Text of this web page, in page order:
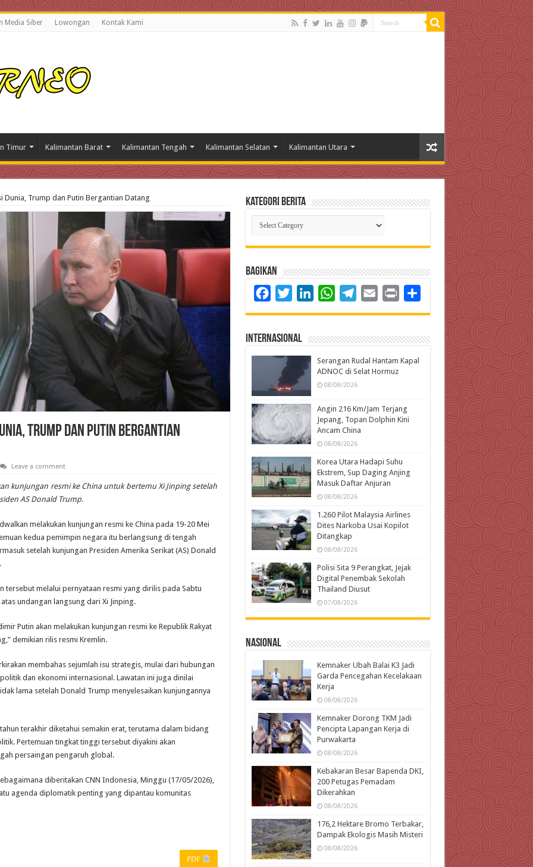
Media Siber Lowongan Kontak Kami
Timur Kalimantan Barat Kalimantan Tengah Kalimantan Selatan Kalimantan Utara
Dunia, Trump dan Putin Bergantian Datang
Trump dan Putin Bergantian
Leave a comment
kunjungan resmi ke China untuk bertemu Xi Jinping setelah
AS Donald Trump.
melakukan kunjungan resmi ke China pada 19-20 Mei
kedua pemimpin negara itu berlangsung di tengah
setelah kunjungan Presiden Amerika Serikat (AS) Donald
tersebut melalui pernyataan resmi yang dirilis pada Sabtu
undangan langsung dari Xi Jinping.
Putin akan melakukan kunjungan resmi ke Republik Rakyat
demikian rilis resmi Kremlin.
membahas sejumlah isu strategis, mulai dari hubungan
dan ekonomi internasional. Lawatan ini juga dinilai
lama setelah Donald Trump menyelesaikan kunjungannya
terakhir diketahui semakin erat, terutama dalam bidang
Pertemuan tingkat tinggi tersebut diyakini akan
persaingan pengaruh global.
diberitakan CNN Indonesia, Minggu (17/05/2026),
agenda diplomatik penting yang dipantau komunitas
PDF
Kategori Berita
Kategori
Berita
Bagikan
FacebookTwitterLinkedInWhatsAppTelegram
Email Print
Internasional
Serangan Rudal Hantam Kapal
ADNOC di Selat Hormuz
08/08/2026
Angin 216 Km/Jam Terjang
Jepang, Topan Dolphin Kini
Ancam China
08/08/2026
Korea Utara Hadapi Suhu
Ekstrem, Sup Daging Anjing
Masuk Daftar Anjuran
08/08/2026
1.260 Pilot Malaysia Airlines
Dites Narkoba Usai Kopilot
Ditangkap
08/08/2026
Polisi Sita 9 Perangkat, Jejak
Digital Penembak Sekolah
Thailand Diusut
07/08/2026
Nasional
Kemnaker Ubah Balai K3 Jadi
Garda Pencegahan Kecelakaan
Kerja
08/08/2026
Kemnaker Dorong TKM Jadi
Pencipta Lapangan Kerja di
Purwakarta
08/08/2026
Kebakaran Besar Bapenda DKI,
200 Petugas Pemadam
Dikerahkan
08/08/2026
176,2 Hektare Bromo Terbakar,
Dampak Ekologis Masih Misteri
08/08/2026